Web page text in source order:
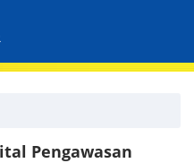
Pengawasan